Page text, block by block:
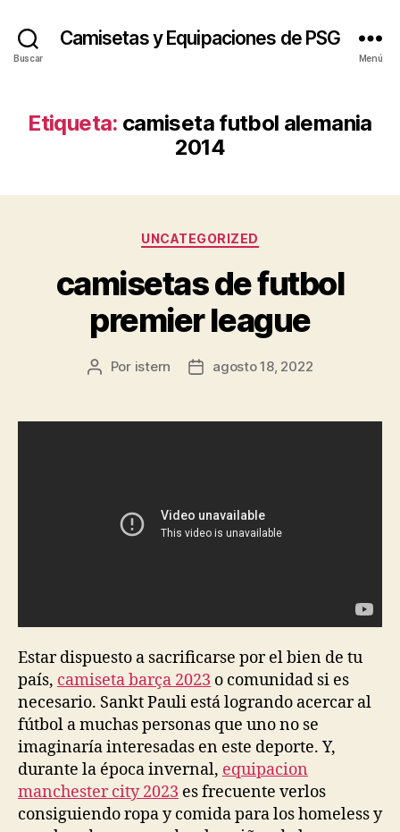
Buscar
Camisetas y Equipaciones de PSG
Menú
Etiqueta: camiseta futbol alemania
2014
Categorías
UNCATEGORIZED
camisetas de futbol
premier league
Autor
entrada
Por istern
Fecha
entrada
agosto 18, 2022
Estar dispuesto a sacrificarse por el bien de tu
país, camiseta barça 2023 o comunidad si es
necesario. Sankt Pauli está logrando acercar al
fútbol a muchas personas que uno no se
imaginaría interesadas en este deporte. Y,
durante la época invernal, equipacion
manchester city 2023 es frecuente verlos
consiguiendo ropa y comida para los homeless y